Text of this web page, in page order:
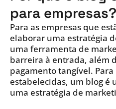
para empresas?
Para as empresas que
elaborar uma estratégia
uma ferramenta de
barreira à entrada, além
pagamento tangível. Para
estabelecidas, um blog é
uma estratégia de